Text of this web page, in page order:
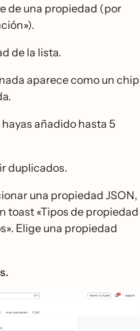
de una propiedad (por
de la lista.
aparece como un chip
añadido hasta 5
duplicados.
una propiedad JSON,
toast «Tipos de propiedad
Elige una propiedad